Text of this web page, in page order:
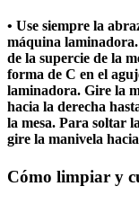
• Use siempre la
máquina
de la supercie de la
forma de C en el
laminadora. Gire la
hacia la derecha
la mesa. Para soltar
gire la manivela
Cómo limpiar y